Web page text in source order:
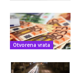
Otvorena vrata